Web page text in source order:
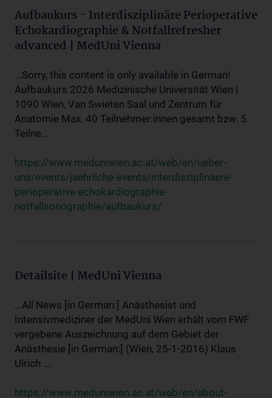
Aufbaukurs - Interdisziplinäre Perioperative
Echokardiographie & Notfallrefresher
advanced | MedUni Vienna
...Sorry, this content is only available in German!
Aufbaukurs 2026 Medizinische Universität Wien |
1090 Wien, Van Swieten Saal und Zentrum für
Anatomie Max. 40 Teilnehmer:innen gesamt bzw. 5
Teilne...
https://www.meduniwien.ac.at/web/en/ueber-
uns/events/jaehrliche-events/interdisziplinaere-
perioperative-echokardiographie-
notfallsonographie/aufbaukurs/
Detailsite | MedUni Vienna
...All News [in German:] Anästhesist und
Intensivmediziner der MedUni Wien erhält vom FWF
vergebene Auszeichnung auf dem Gebiet der
Anästhesie [in German:] (Wien, 25-1-2016) Klaus
Ulrich ...
https://www.meduniwien.ac.at/web/en/about-